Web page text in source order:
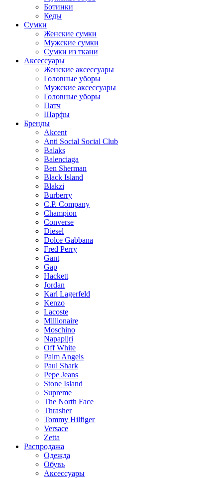
Ботинки
Кеды
Сумки
Женские сумки
Мужские сумки
Сумки из ткани
Аксессуары
Женские аксессуары
Головные уборы
Мужские аксессуары
Головные уборы
Патч
Шарфы
Бренды
Akcent
Anti Social Social Club
Balaks
Balenciaga
Ben Sherman
Black Island
Blakzi
Burberry
C.P. Company
Champion
Converse
Diesel
Dolce Gabbana
Fred Perry
Gant
Gap
Hackett
Jordan
Karl Lagerfeld
Kenzo
Lacoste
Millionaire
Moschino
Napapijri
Off White
Palm Angels
Paul Shark
Pepe Jeans
Stone Island
Supreme
The North Face
Thrasher
Tommy Hilfiger
Versace
Zetta
Распродажа
Одежда
Обувь
Аксессуары